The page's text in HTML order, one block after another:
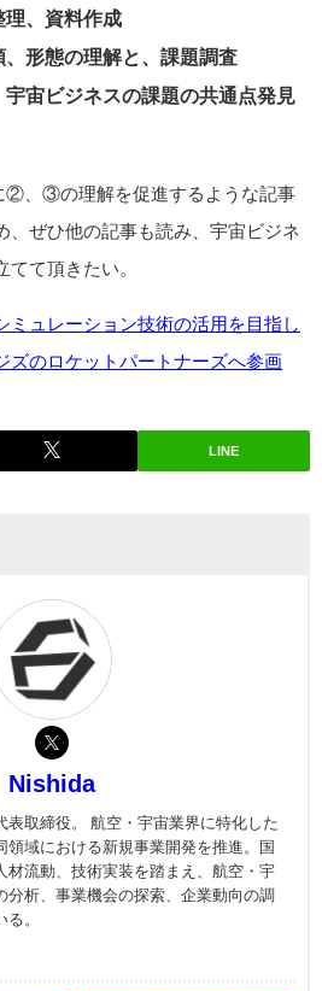
理、資料作成
形態の理解と、課題調査
宇宙ビジネスの課題の共通点発見
②、③の理解を促進するような記事
、ぜひ他の記事も読み、宇宙ビジネ
てて頂きたい。
ミュレーション技術の活用を目指し
ズのロケットパートナーズへ参画
LINE
Nishida
表取締役。 航空・宇宙業界に特化した
領域における新規事業開発を推進。国
材流動、技術実装を踏まえ、航空・宇
分析、事業機会の探索、企業動向の調
。